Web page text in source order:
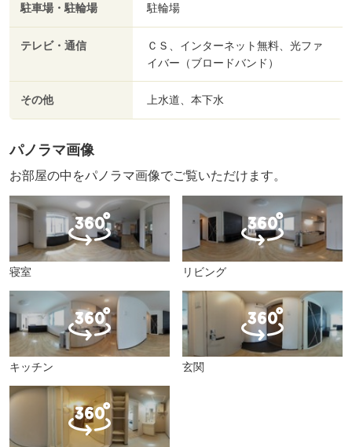
駐車場・駐輪場 駐輪場
テレビ・通信
ＣＳ、インターネット無料、光ファ
イバー（ブロードバンド）
その他 上水道、本下水
パノラマ画像
お部屋の中をパノラマ画像でご覧いただけます。
寝室 リビング
キッチン 玄関